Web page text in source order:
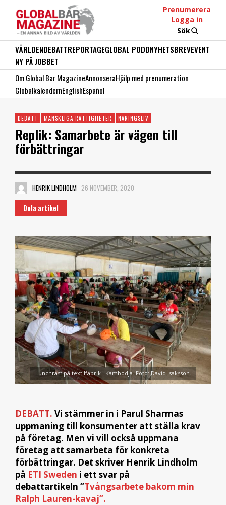
Prenumerera
Logga in
Sök
VÄRLDENDEBATTREPORTAGEGLOBAL PODDNYHETSBREVEVENT
NY PÅ JOBBET
Om Global Bar MagazineAnnonseraHjälp med prenumeration
GlobalkalendernEnglishEspañol
DEBATT MÄNSKLIGA RÄTTIGHETER NÄRINGSLIV
Replik: Samarbete är vägen till
förbättringar
HENRIK LINDHOLM 26 NOVEMBER, 2020
Dela artikel
Lunchrast på textilfabrik i Kambodja. Foto: David Isaksson.
DEBATT. Vi stämmer in i Parul Sharmas
uppmaning till konsumenter att ställa krav
på företag. Men vi vill också uppmana
företag att samarbeta för konkreta
förbättringar. Det skriver Henrik Lindholm
på ETI Sweden i ett svar på
debattartikeln ”Tvångsarbete bakom min
Ralph Lauren-kavaj”.